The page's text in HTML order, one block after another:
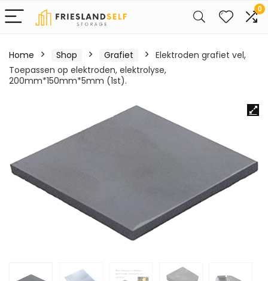
0
Home Shop Grafiet
Elektroden grafiet vel,
Toepassen op elektroden, elektrolyse,
200mm*150mm*5mm (1st).